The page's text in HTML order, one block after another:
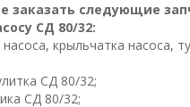
заказать следующие
CД 80/32:
крыльчатка насоса,
CД 80/32;
CД 80/32;